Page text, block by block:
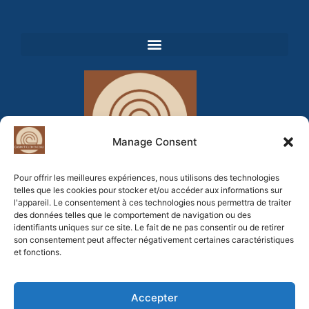
Manage Consent
Pour offrir les meilleures expériences, nous utilisons des technologies
telles que les cookies pour stocker et/ou accéder aux informations sur
l'appareil. Le consentement à ces technologies nous permettra de traiter
des données telles que le comportement de navigation ou des
identifiants uniques sur ce site. Le fait de ne pas consentir ou de retirer
son consentement peut affecter négativement certaines caractéristiques
et fonctions.
Accepter
Newsletter